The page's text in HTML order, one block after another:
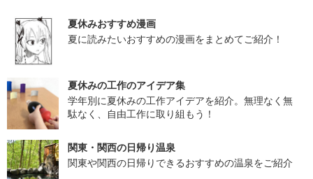
夏休みおすすめ漫画
夏に読みたいおすすめの漫画をまとめてご紹介！
夏休みの工作のアイデア集
学年別に夏休みの工作アイデアを紹介。無理なく無
駄なく、自由工作に取り組もう！
関東・関西の日帰り温泉
関東や関西の日帰りできるおすすめの温泉をご紹介